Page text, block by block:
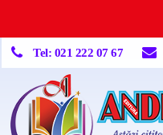
Tel: 021 222 07 67